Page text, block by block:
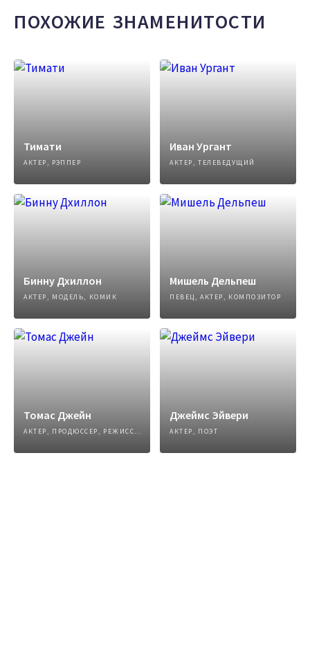
ПОХОЖИЕ ЗНАМЕНИТОСТИ
Тимати
АКТЕР, РЭППЕР
Иван Ургант
АКТЕР, ТЕЛЕВЕДУЩИЙ
Бинну Дхиллон
АКТЕР, МОДЕЛЬ, КОМИК
Мишель Дельпеш
ПЕВЕЦ, АКТЕР, КОМПОЗИТОР
Томас Джейн
АКТЕР, ПРОДЮССЕР, РЕЖИССЕР, ПИСАТЕЛЬ
Джеймс Эйвери
АКТЕР, ПОЭТ